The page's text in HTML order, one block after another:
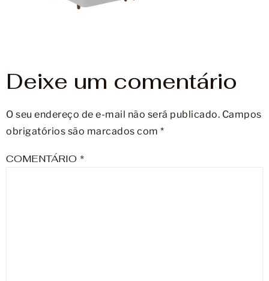
Deixe um comentário
O seu endereço de e-mail não será publicado. Campos
obrigatórios são marcados com *
COMENTÁRIO *